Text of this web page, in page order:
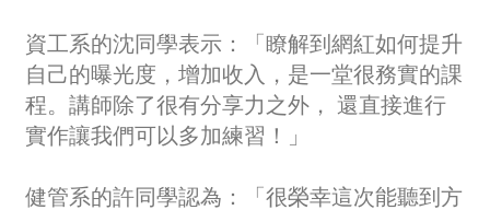
資工系的沈同學表示：「瞭解到網紅如何提升
自己的曝光度，增加收入，是一堂很務實的課
程。講師除了很有分享力之外， 還直接進行
實作讓我們可以多加練習！」
健管系的許同學認為：「很榮幸這次能聽到方